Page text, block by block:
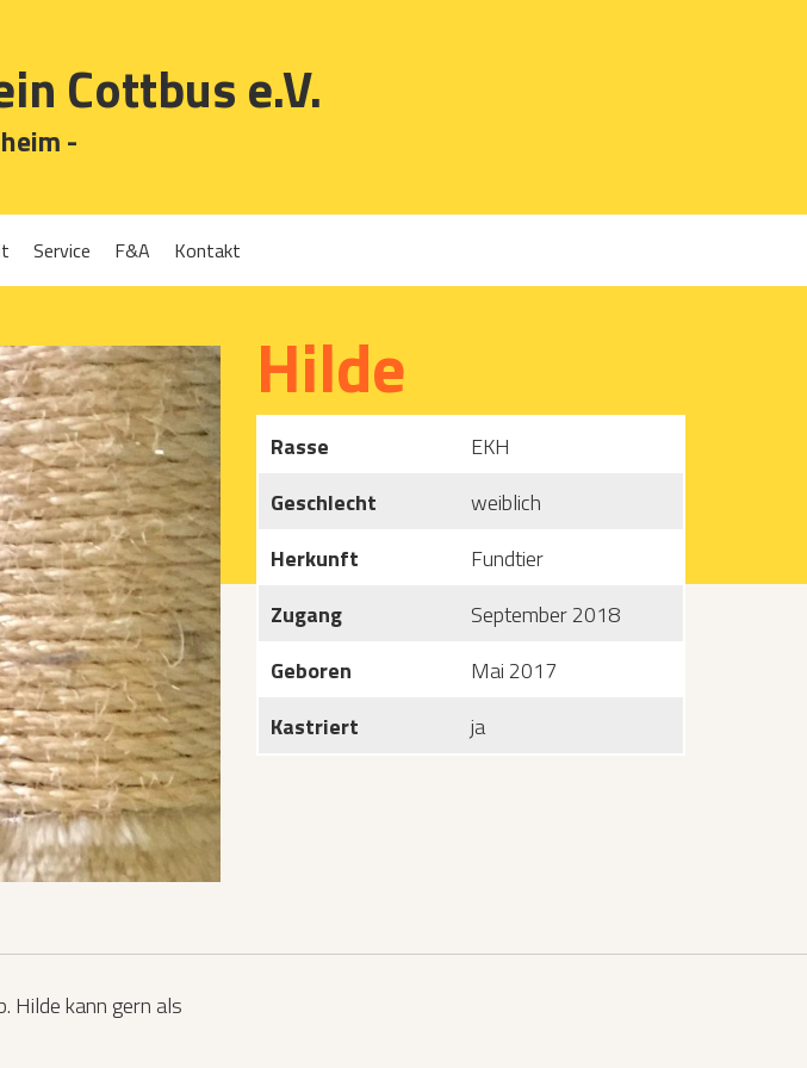
Cottbus e.V.
-
werden
Bundesfreiwilligendienst/Praktikum
vorlesen
Service
Tierpension
F&A Kontakt
Hilde
Rasse
EKH
Geschlecht
weiblich
Herkunft
Fundtier
Zugang
September 2018
Geboren
Mai 2017
Kastriert
ja
Hilde kann gern als